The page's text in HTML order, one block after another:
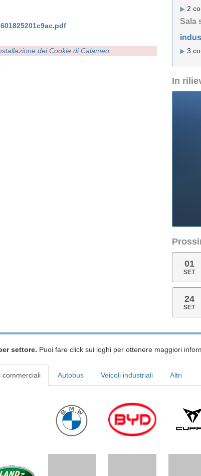
dei Cookie di Calameo
2
Sala
3
In
01
SET
24
SET
settore. Puoi fare click sui loghi per ottenere maggiori
commerciali Autobus Veicoli industriali Altri